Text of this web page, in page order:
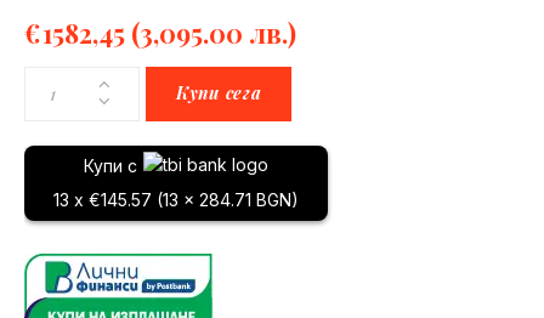
€1582,45 (3,095.00 лв.)
Купи сега
Купи с
13 x €145.57 (13 x 284.71 BGN)